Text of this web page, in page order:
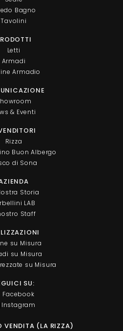
Bagno
Tavolini
Letti
Armadi
Armadio
& Eventi
Rizza
Buon Albergo
di Sona
Storia
LAB
Staff
su Misura
su Misura
su Misura
SU:
Facebook
Instagram
VENDITA (LA RIZZA)